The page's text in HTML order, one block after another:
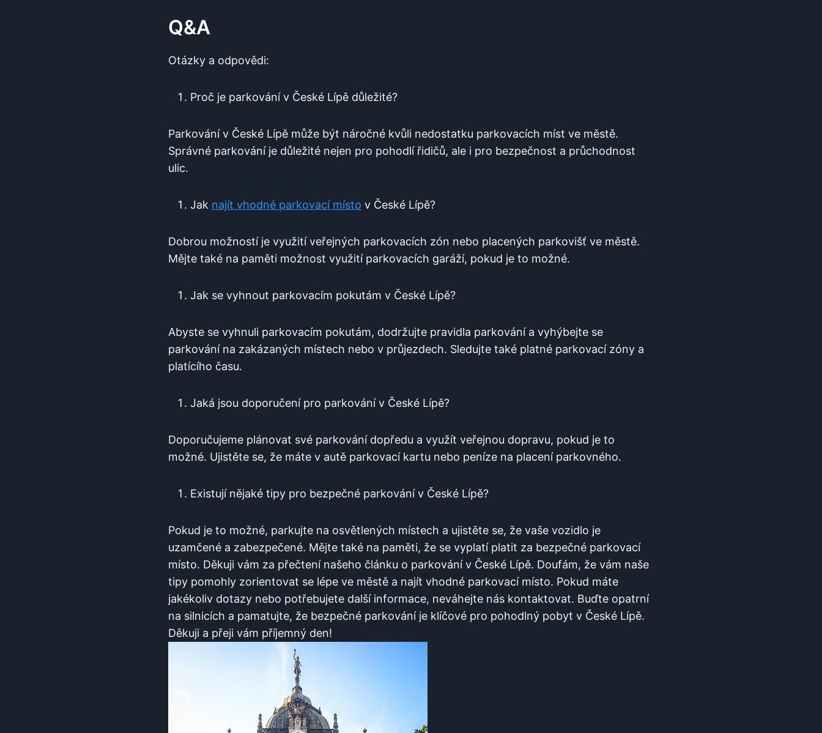
Q&A
Otázky​ a odpovědi:
Proč je parkování⁤ v České ‌Lípě důležité?
Parkování v České Lípě může‍ být náročné kvůli nedostatku parkovacích míst⁣ ve ​městě.
Správné parkování je ‌důležité nejen pro pohodlí řidičů, ale i pro bezpečnost a ‌průchodnost
ulic.
Jak najít vhodné parkovací místo v České Lípě?
Dobrou možností je​ využití veřejných parkovacích zón ‍nebo‌ placených parkovišť ve městě.
Mějte⁢ také na paměti možnost ⁤využití parkovacích garáží,⁣ pokud⁢ je to‌ možné.
Jak se vyhnout parkovacím pokutám v České Lípě?
Abyste se vyhnuli parkovacím pokutám, dodržujte ‍pravidla⁣ parkování a vyhýbejte se
parkování​ na zakázaných místech ‌nebo v průjezdech. Sledujte také platné parkovací zóny a
platícího času.
Jaká ⁢jsou doporučení pro ​parkování‌ v České Lípě?
Doporučujeme plánovat své parkování dopředu a využít veřejnou dopravu, ‌pokud ⁣je to
možné. Ujistěte se, že máte v autě parkovací kartu ⁣nebo peníze na placení parkovného.
Existují nějaké tipy pro bezpečné parkování v České Lípě?
Pokud je to možné,‍ parkujte na osvětlených místech a ujistěte se, že vaše vozidlo ‌je⁢
uzamčené a zabezpečené. Mějte také na paměti,⁢ že⁣ se vyplatí platit​ za bezpečné parkovací
místo. Děkuji vám ⁣za přečtení našeho článku o parkování v České Lípě. Doufám, že vám naše
tipy pomohly ​zorientovat se lépe ve městě‍ a najít vhodné parkovací místo. Pokud máte
jakékoliv dotazy nebo potřebujete další informace,⁤ neváhejte⁣ nás‍ kontaktovat. Buďte opatrní
⁢na silnicích ⁢a pamatujte, že bezpečné parkování je klíčové pro⁢ pohodlný pobyt v⁢ České Lípě.
Děkuji a přeji vám příjemný den!